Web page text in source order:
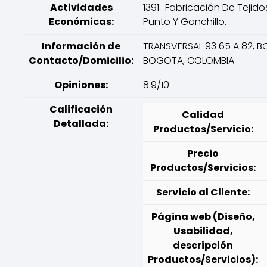
Actividades
Económicas:
1391–Fabricación De
Punto Y Ganchillo.
Información de
Contacto/Domicilio:
TRANSVERSAL 93 65 A 82,
BOGOTA, COLOMBIA
Opiniones:
8.9/10
Calificación
Detallada:
Calidad
Productos/Servicio:
Precio
Productos/Servicios:
Servicio al Cliente:
Página web (Diseño,
Usabilidad,
descripción
Productos/Servicios):